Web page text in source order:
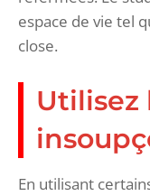
espace de vie tel
close.
Utilisez
En utilisant